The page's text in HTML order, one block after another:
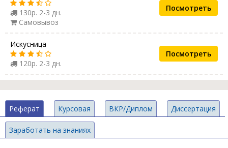
130р. 2-3 дн.
Самовывоз
Посмотреть
Искусница
120р. 2-3 дн.
Посмотреть
Реферат Курсовая ВКР/Диплом Диссертация
Заработать на знаниях